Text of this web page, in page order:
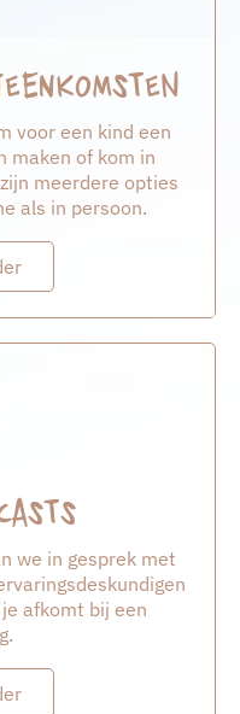
voor een kind een
maken of kom in
meerdere opties
als in persoon.
we in gesprek met
afkomt bij een